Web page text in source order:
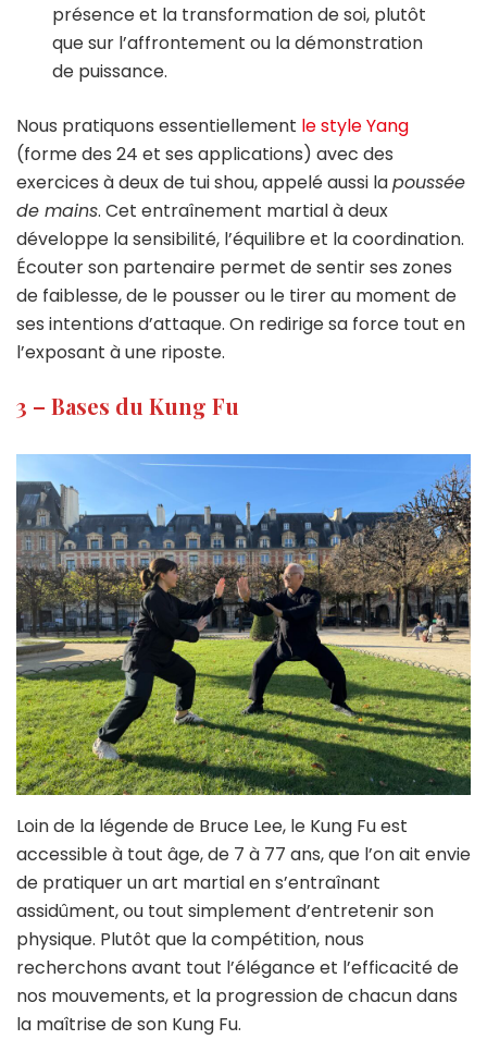
présence et la transformation de soi, plutôt
que sur l’affrontement ou la démonstration
de puissance.
Nous pratiquons essentiellement le style Yang
(forme des 24 et ses applications) avec des
exercices à deux de tui shou, appelé aussi lapoussée
de mains. Cet entraînement martial à deux
développe la sensibilité, l’équilibre et la coordination.
Écouter son partenaire permet de sentir ses zones
de faiblesse, de le pousser ou le tirer au moment de
ses intentions d’attaque. On redirige sa force tout en
l’exposant à une riposte.
3 – Bases du Kung Fu
Loin de la légende de Bruce Lee, le Kung Fu est
accessible à tout âge, de 7 à 77 ans, que l’on ait envie
de pratiquer un art martial en s’entraînant
assidûment, ou tout simplement d’entretenir son
physique. Plutôt que la compétition, nous
recherchons avant tout l’élégance et l’efficacité de
nos mouvements, et la progression de chacun dans
la maîtrise de son Kung Fu.